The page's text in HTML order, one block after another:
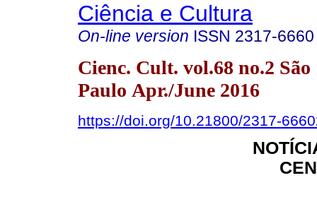
Ciência e Cultura
On-line version ISSN 2317-6660
Cienc. Cult. vol.68 no.2 São
Paulo Apr./June 2016
https://doi.org/10.21800/2317-